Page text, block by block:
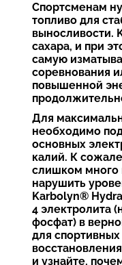
Спортсменам
топливо для
выносливости.
сахара, и при
самую
соревнования
повышенной
Для
необходимо
основных
калий. К
слишком много
нарушить
Karbolyn®
4 электролита
фосфат) в
для спортивных
и узнайте,